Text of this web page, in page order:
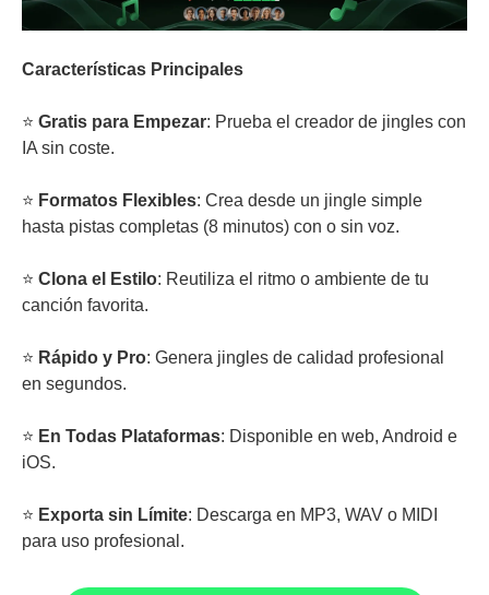
Características Principales
⭐ Gratis para Empezar: Prueba el creador de jingles con
IA sin coste.
⭐ Formatos Flexibles: Crea desde un jingle simple
hasta pistas completas (8 minutos) con o sin voz.
⭐ Clona el Estilo: Reutiliza el ritmo o ambiente de tu
canción favorita.
⭐ Rápido y Pro: Genera jingles de calidad profesional
en segundos.
⭐ En Todas Plataformas: Disponible en web, Android e
iOS.
⭐ Exporta sin Límite: Descarga en MP3, WAV o MIDI
para uso profesional.